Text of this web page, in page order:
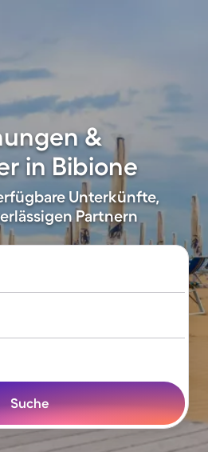
&
in Bibione
Unterkünfte,
Partnern
Suche